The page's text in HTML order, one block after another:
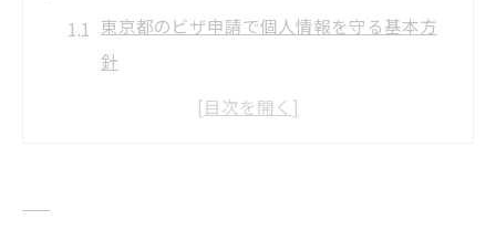
東京都のビザ申請で個人情報を守る基本方
針
ビザ申請プライバシー対策の重要性と実践